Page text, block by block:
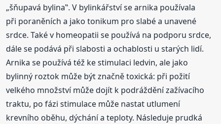
„šňupavá bylina‟. V bylinkářství se arnika používala
při poraněních a jako tonikum pro slabé a unavené
srdce. Také v homeopatii se používá na podporu srdce,
dále se podává při slabosti a ochablosti u starých lidí.
Arnika se používá též ke stimulaci ledvin, ale jako
bylinný roztok může být značně toxická: při požití
velkého množství může dojít k podráždění zažívacího
traktu, po fázi stimulace může nastat utlumení
krevního oběhu, dýchání a teploty. Následuje prudká